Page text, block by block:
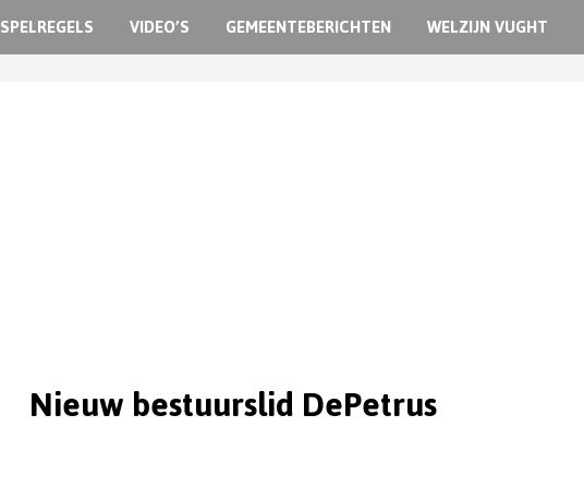
SPELREGELS VIDEO’S GEMEENTEBERICHTEN WELZIJN VUGHT
Nieuw bestuurslid DePetrus